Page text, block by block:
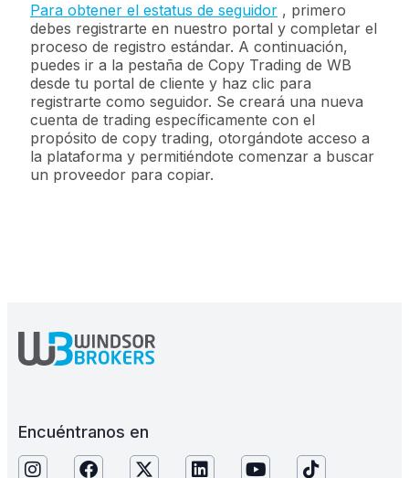
Para obtener el estatus de seguidor , primero
debes registrarte en nuestro portal y completar el
proceso de registro estándar. A continuación,
puedes ir a la pestaña de Copy Trading de WB
desde tu portal de cliente y haz clic para
registrarte como seguidor. Se creará una nueva
cuenta de trading específicamente con el
propósito de copy trading, otorgándote acceso a
la plataforma y permitiéndote comenzar a buscar
un proveedor para copiar.
Encuéntranos en